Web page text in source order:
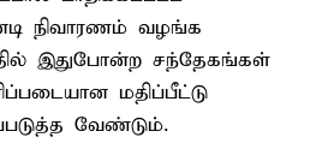
நிவாரணம் வழங்க
இதுபோன்ற சந்தேகங்கள்
மதிப்பீட்டு
வேண்டும்.